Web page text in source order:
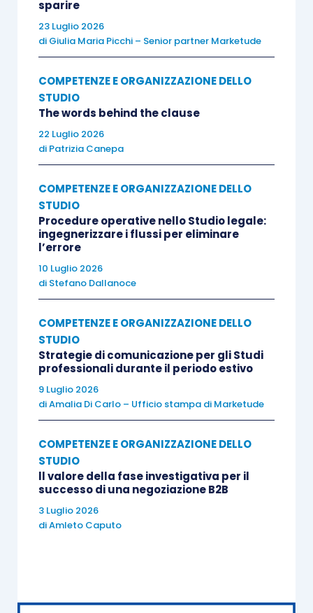
sparire
23 Luglio 2026
di Giulia Maria Picchi – Senior partner Marketude
COMPETENZE E ORGANIZZAZIONE DELLO
STUDIO
The words behind the clause
22 Luglio 2026
di Patrizia Canepa
COMPETENZE E ORGANIZZAZIONE DELLO
STUDIO
Procedure operative nello Studio legale:
ingegnerizzare i flussi per eliminare
l’errore
10 Luglio 2026
di Stefano Dallanoce
COMPETENZE E ORGANIZZAZIONE DELLO
STUDIO
Strategie di comunicazione per gli Studi
professionali durante il periodo estivo
9 Luglio 2026
diAmalia Di Carlo – Ufficio stampa di Marketude
COMPETENZE E ORGANIZZAZIONE DELLO
STUDIO
ll valore della fase investigativa per il
successo di una negoziazione B2B
3 Luglio 2026
diAmleto Caputo